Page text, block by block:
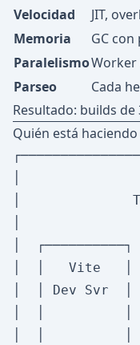
Velocidad
JIT,
Memoria
GC
ParalelismoWorker
Parseo
Cada
Resultado: builds de
Quién está
│
│
│
│  │   Vite   │
│  │ Dev Svr
│  │
│  │